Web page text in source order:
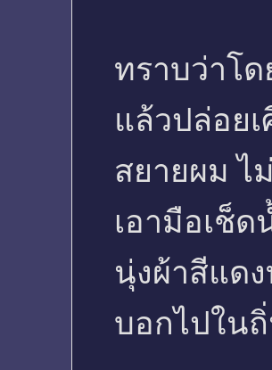
ทราบว่าโ
แล้วปล่อย
สยายผม ไ
เอามือเช็ด
นุ่งผ้าสีแด
บอกไปใน